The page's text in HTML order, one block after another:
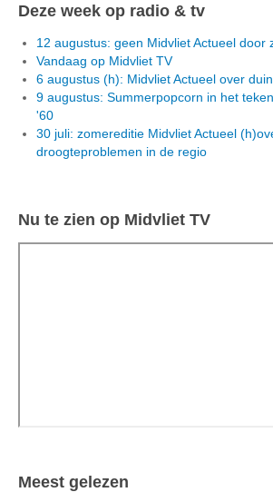
Deze week op radio & tv
12 augustus: geen Midvliet Actueel door
Vandaag op Midvliet TV
6 augustus (h): Midvliet Actueel over
9 augustus: Summerpopcorn in het
'60
30 juli: zomereditie Midvliet Actueel
droogteproblemen in de regio
Nu te zien op Midvliet TV
Meest gelezen